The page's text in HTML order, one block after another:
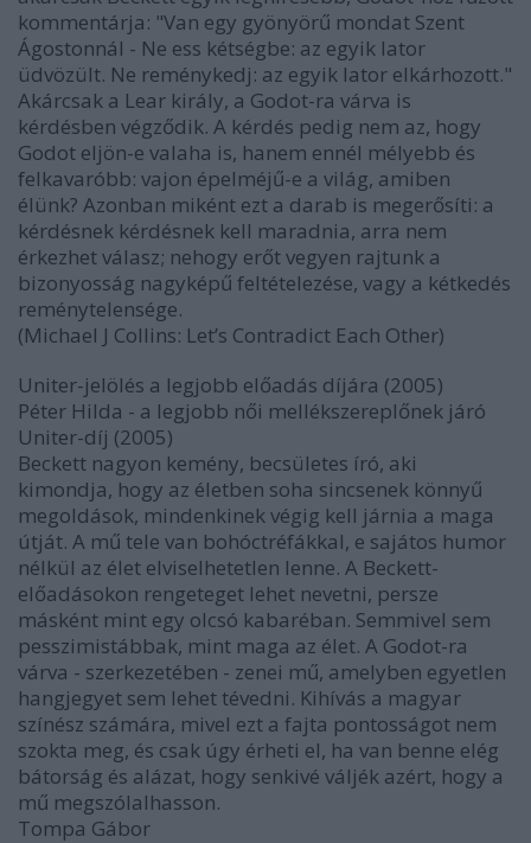
kommentárja: "Van egy gyönyörű mondat Szent
Ágostonnál - Ne ess kétségbe: az egyik lator
üdvözült. Ne reménykedj: az egyik lator elkárhozott."
Akárcsak a Lear király, a Godot-ra várva is
kérdésben végződik. A kérdés pedig nem az, hogy
Godot eljön-e valaha is, hanem ennél mélyebb és
felkavaróbb: vajon épelméjű-e a világ, amiben
élünk? Azonban miként ezt a darab is megerősíti: a
kérdésnek kérdésnek kell maradnia, arra nem
érkezhet válasz; nehogy erőt vegyen rajtunk a
bizonyosság nagyképű feltételezése, vagy a kétkedés
reménytelensége.
(Michael J Collins: Let’s Contradict Each Other)
Uniter-jelölés a legjobb előadás díjára (2005)
Péter Hilda - a legjobb női mellékszereplőnek járó
Uniter-díj (2005)
Beckett nagyon kemény, becsületes író, aki
kimondja, hogy az életben soha sincsenek könnyű
megoldások, mindenkinek végig kell járnia a maga
útját. A mű tele van bohóctréfákkal, e sajátos humor
nélkül az élet elviselhetetlen lenne. A Beckett-
előadásokon rengeteget lehet nevetni, persze
másként mint egy olcsó kabaréban. Semmivel sem
pesszimistábbak, mint maga az élet. A Godot-ra
várva - szerkezetében - zenei mű, amelyben egyetlen
hangjegyet sem lehet tévedni. Kihívás a magyar
színész számára, mivel ezt a fajta pontosságot nem
szokta meg, és csak úgy érheti el, ha van benne elég
bátorság és alázat, hogy senkivé váljék azért, hogy a
mű megszólalhasson.
Tompa Gábor